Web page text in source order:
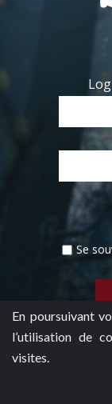
En poursuivant
l’utilisation de
visites.
Se